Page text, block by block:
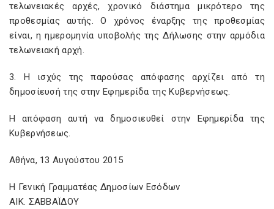
τελωνειακές αρχές, χρονικό διάστημα μικρότερο της
προθεσμίας αυτής. Ο χρόνος έναρξης της προθεσμίας
είναι, η ημερομηνία υποβολής της Δήλωσης στην αρμόδια
τελωνειακή αρχή.
3. Η ισχύς της παρούσας απόφασης αρχίζει από τη
δημοσίευσή της στην Εφημερίδα της Κυβερνήσεως.
Η απόφαση αυτή να δημοσιευθεί στην Εφημερίδα της
Κυβερνήσεως.
Αθήνα, 13 Αυγούστου 2015
Η Γενική Γραμματέας Δημοσίων Εσόδων
ΑΙΚ. ΣΑΒΒΑΪΔΟΥ